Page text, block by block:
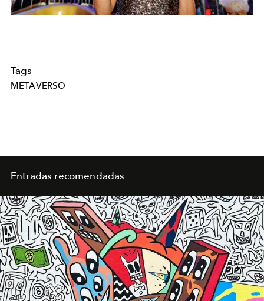
Tags
METAVERSO
Entradas recomendadas